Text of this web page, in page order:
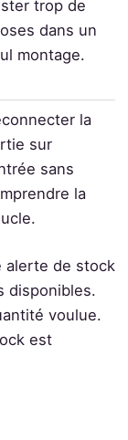
trop de
dans un
montage.
la
sur
sans
la
alerte de stock
disponibles.
voulue.
est